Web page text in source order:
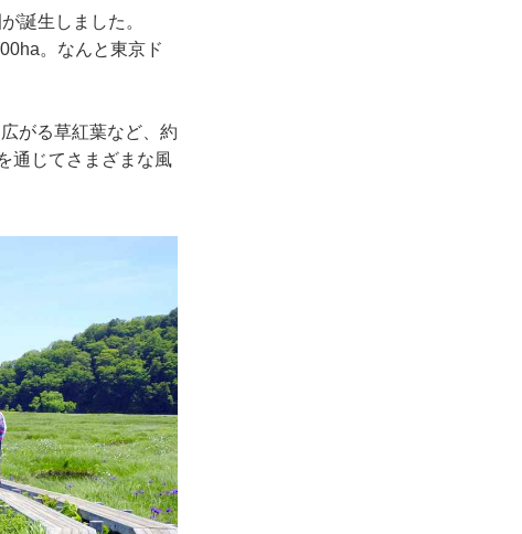
誕生しました。
。なんと東京ド
がる草紅葉など、約
通じてさまざまな風